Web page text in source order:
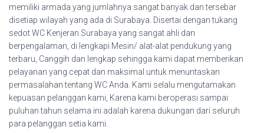
memiliki armada yang jumlahnya sangat banyak dan tersebar
disetiap wilayah yang ada di Surabaya. Disertai dengan tukang
sedot WC Kenjeran Surabaya yang sangat ahli dan
berpengalaman, di lengkapi Mesin/ alat-alat pendukung yang
terbaru, Canggih dan lengkap sehingga kami dapat memberikan
pelayanan yang cepat dan maksimal untuk menuntaskan
permasalahan tentang WC Anda. Kami selalu mengutamakan
kepuasan pelanggan kami, Karena kami beroperasi sampai
puluhan tahun selama ini adalah karena dukungan dari seluruh
para pelanggan setia kami.